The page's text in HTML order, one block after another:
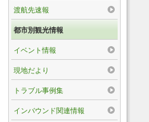
渡航先速報
都市別観光情報
イベント情報
現地だより
トラブル事例集
インバウンド関連情報